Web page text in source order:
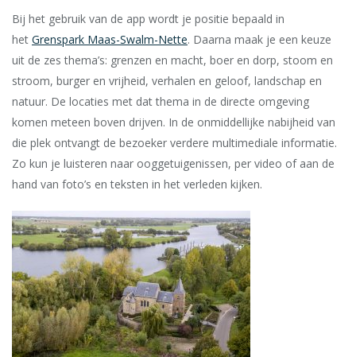
Bij het gebruik van de app wordt je positie bepaald in
het Grenspark Maas-Swalm-Nette. Daarna maak je een keuze
uit de zes thema’s: grenzen en macht, boer en dorp, stoom en
stroom, burger en vrijheid, verhalen en geloof, landschap en
natuur. De locaties met dat thema in de directe omgeving
komen meteen boven drijven. In de onmiddellijke nabijheid van
die plek ontvangt de bezoeker verdere multimediale informatie.
Zo kun je luisteren naar ooggetuigenissen, per video of aan de
hand van foto’s en teksten in het verleden kijken.